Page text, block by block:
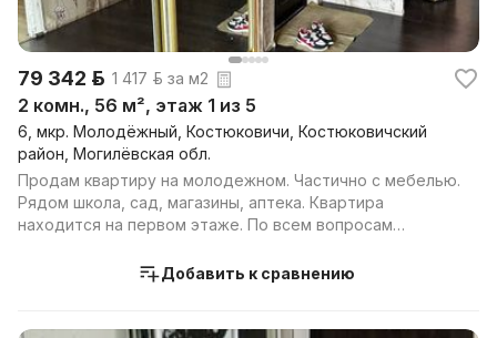
79 342 р. 1 417 р. за м2
2 комн., 56 м², этаж 1 из 5
6, мкр. Молодёжный, Костюковичи, Костюковичский
район, Могилёвская обл.
Продам квартиру на молодежном. Частично с мебелью.
Рядом школа, сад, магазины, аптека. Квартира
находится на первом этаже. По всем вопросам
Добавить к сравнению